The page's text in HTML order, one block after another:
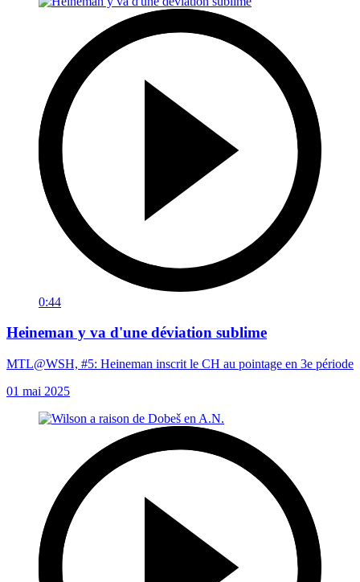
0:44
Heineman y va d'une déviation sublime
MTL@WSH, #5: Heineman inscrit le CH au pointage en 3e période
01 mai 2025